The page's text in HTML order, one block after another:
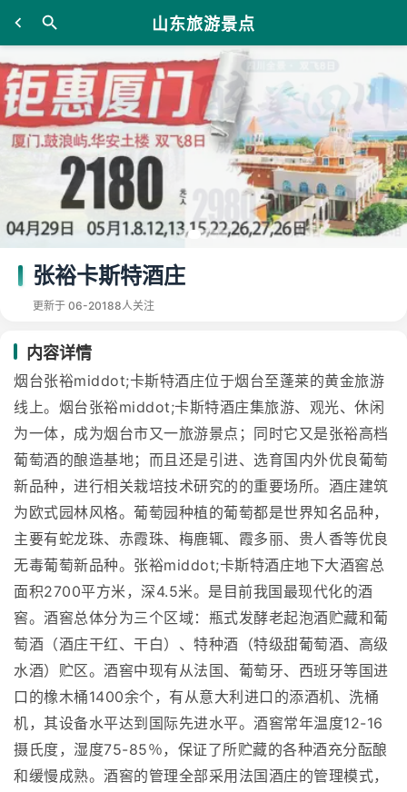
山东旅游景点
张裕卡斯特酒庄
更新于 06-20188人关注
内容详情
烟台张裕middot;卡斯特酒庄位于烟台至蓬莱的黄金旅游
线上。烟台张裕middot;卡斯特酒庄集旅游、观光、休闲
为一体，成为烟台市又一旅游景点；同时它又是张裕高档
葡萄酒的酿造基地；而且还是引进、选育国内外优良葡萄
新品种，进行相关栽培技术研究的的重要场所。酒庄建筑
为欧式园林风格。葡萄园种植的葡萄都是世界知名品种，
主要有蛇龙珠、赤霞珠、梅鹿辄、霞多丽、贵人香等优良
无毒葡萄新品种。张裕middot;卡斯特酒庄地下大酒窖总
面积2700平方米，深4.5米。是目前我国最现代化的酒
窖。酒窖总体分为三个区域：瓶式发酵老起泡酒贮藏和葡
萄酒（酒庄干红、干白）、特种酒（特级甜葡萄酒、高级
水酒）贮区。酒窖中现有从法国、葡萄牙、西班牙等国进
口的橡木桶1400余个，有从意大利进口的添酒机、洗桶
机，其设备水平达到国际先进水平。酒窖常年温度12-16
摄氏度，湿度75-85％，保证了所贮藏的各种酒充分酝酿
和缓慢成熟。酒窖的管理全部采用法国酒庄的管理模式，